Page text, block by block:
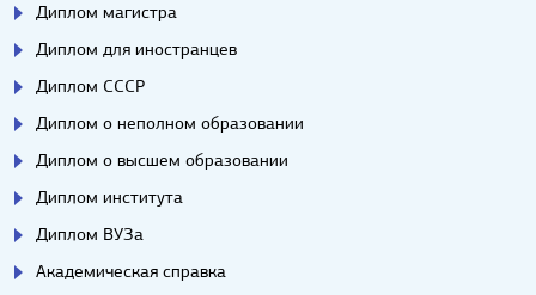
Диплом магистра
Диплом для иностранцев
Диплом СССР
Диплом о неполном образовании
Диплом о высшем образовании
Диплом института
Диплом ВУЗа
Академическая справка